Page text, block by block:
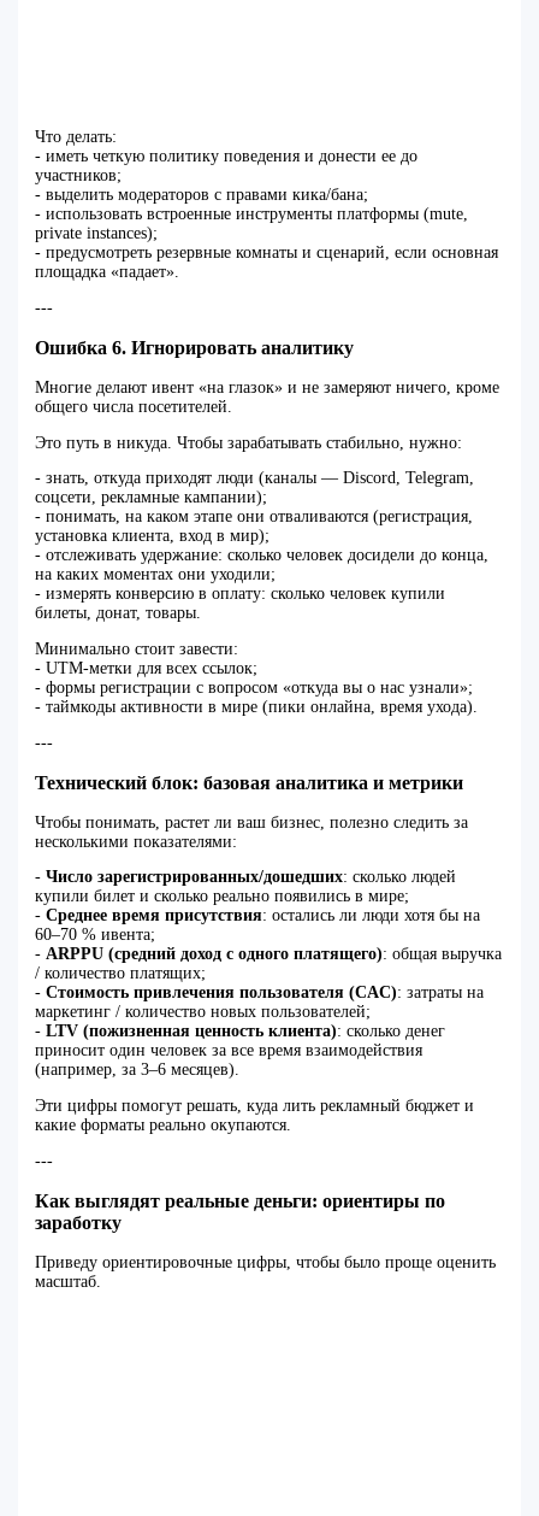
Что делать:
- иметь четкую политику поведения и донести ее до
участников;
- выделить модераторов с правами кика/бана;
- использовать встроенные инструменты платформы (mute,
private instances);
- предусмотреть резервные комнаты и сценарий, если основная
площадка «падает».
---
Ошибка 6. Игнорировать аналитику
Многие делают ивент «на глазок» и не замеряют ничего, кроме
общего числа посетителей.
Это путь в никуда. Чтобы зарабатывать стабильно, нужно:
- знать, откуда приходят люди (каналы — Discord, Telegram,
соцсети, рекламные кампании);
- понимать, на каком этапе они отваливаются (регистрация,
установка клиента, вход в мир);
- отслеживать удержание: сколько человек досидели до конца,
на каких моментах они уходили;
- измерять конверсию в оплату: сколько человек купили
билеты, донат, товары.
Минимально стоит завести:
- UTM‑метки для всех ссылок;
- формы регистрации с вопросом «откуда вы о нас узнали»;
- таймкоды активности в мире (пики онлайна, время ухода).
---
Технический блок: базовая аналитика и метрики
Чтобы понимать, растет ли ваш бизнес, полезно следить за
несколькими показателями:
-Число зарегистрированных/дошедших: сколько людей
купили билет и сколько реально появились в мире;
-Среднее время присутствия: остались ли люди хотя бы на
60–70 % ивента;
-ARPPU (средний доход с одного платящего): общая выручка
/ количество платящих;
-Стоимость привлечения пользователя (CAC): затраты на
маркетинг / количество новых пользователей;
-LTV (пожизненная ценность клиента): сколько денег
приносит один человек за все время взаимодействия
(например, за 3–6 месяцев).
Эти цифры помогут решать, куда лить рекламный бюджет и
какие форматы реально окупаются.
---
Как выглядят реальные деньги: ориентиры по
заработку
Приведу ориентировочные цифры, чтобы было проще оценить
масштаб.